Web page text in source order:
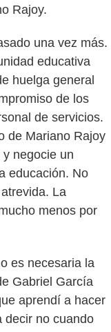
Rajoy.
una vez más.
educativa
huelga general
de los
de servicios.
de Mariano Rajoy
negocie un
educación. No
La
menos por
es necesaria la
Gabriel García
aprendí a hacer
decir no cuando